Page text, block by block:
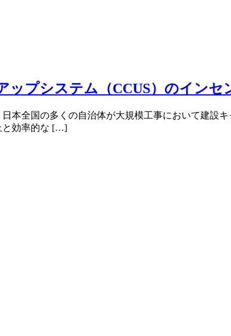
ップシステム（CCUS）のイン
本全国の多くの自治体が大規模工事において建設
と効率的な […]